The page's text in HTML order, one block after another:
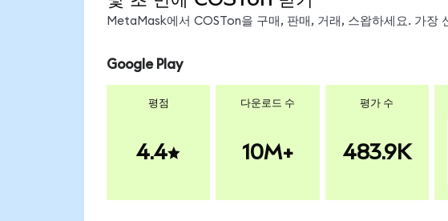
MetaMask에서 COSTon을 구매, 판매, 거래, 스왑하세요. 가장
Google Play
평점
4.4
다운로드 수
10M+
평가 수
483.9K